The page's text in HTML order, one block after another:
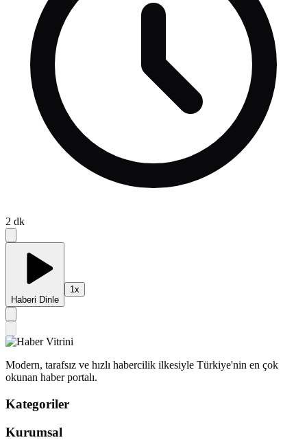
2 dk
Haberi Dinle
1x
Modern, tarafsız ve hızlı habercilik ilkesiyle Türkiye'nin en çok
okunan haber portalı.
Kategoriler
Kurumsal